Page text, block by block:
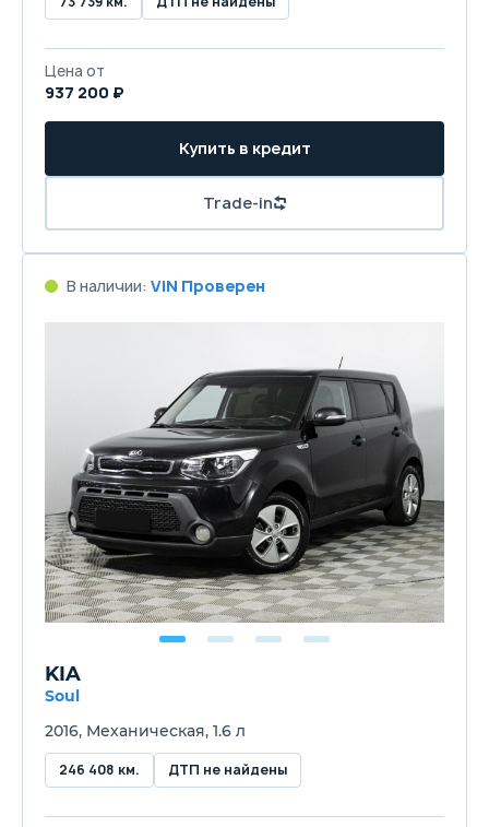
Цена от
937 200 ₽
Купить в кредит
Trade-in
В наличии: VIN Проверен
KIA
Soul
2016, Механическая, 1.6 л
246 408 км. ДТП не найдены